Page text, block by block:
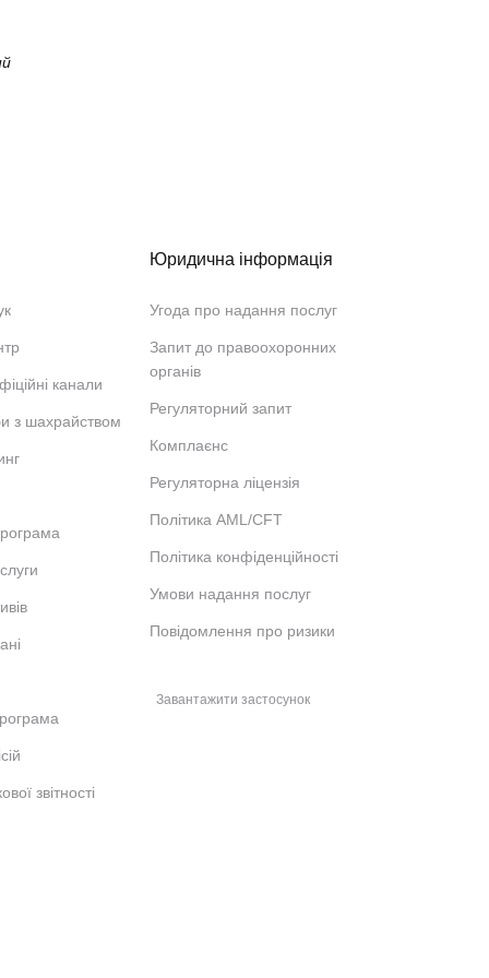
канали
з шахрайством
звітності
Юридична інформація
Угода про надання послуг
Запит до правоохоронних
органів
Регуляторний запит
Комплаєнс
Регуляторна ліцензія
Політика AML/CFT
Політика конфіденційності
Умови надання послуг
Повідомлення про ризики
Завантажити застосунок